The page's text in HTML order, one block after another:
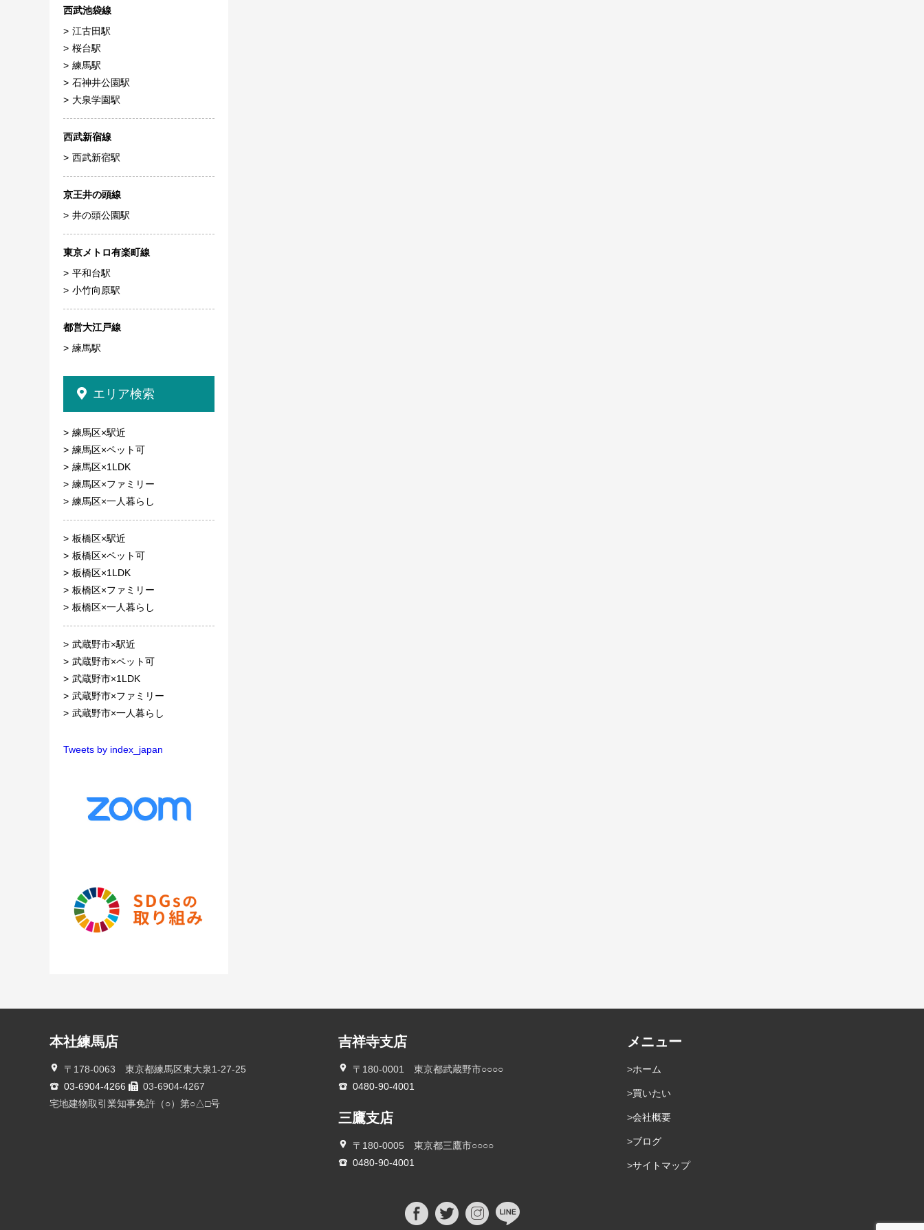
西武池袋線
江古田駅
桜台駅
練馬駅
石神井公園駅
大泉学園駅
西武新宿線
西武新宿駅
京王井の頭線
井の頭公園駅
東京メトロ有楽町線
平和台駅
小竹向原駅
都営大江戸線
練馬駅
エリア検索
練馬区×駅近
練馬区×ペット可
練馬区×1LDK
練馬区×ファミリー
練馬区×一人暮らし
板橋区×駅近
板橋区×ペット可
板橋区×1LDK
板橋区×ファミリー
板橋区×一人暮らし
武蔵野市×駅近
武蔵野市×ペット可
武蔵野市×1LDK
武蔵野市×ファミリー
武蔵野市×一人暮らし
Tweets by index_japan
本社練馬店
〒178-0063 東京都練馬区東大泉1-27-25
03-6904-4266
03-6904-4267
宅地建物取引業知事免許（○）第○△□号
吉祥寺支店
〒180-0001 東京都武蔵野市○○○○
0480-90-4001
三鷹支店
〒180-0005 東京都三鷹市○○○○
0480-90-4001
メニュー
ホーム
買いたい
会社概要
ブログ
サイトマップ